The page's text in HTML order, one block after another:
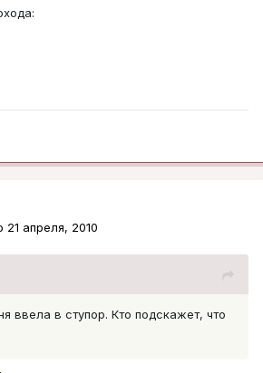
21 апреля, 2010
ввела в ступор. Кто подскажет, что